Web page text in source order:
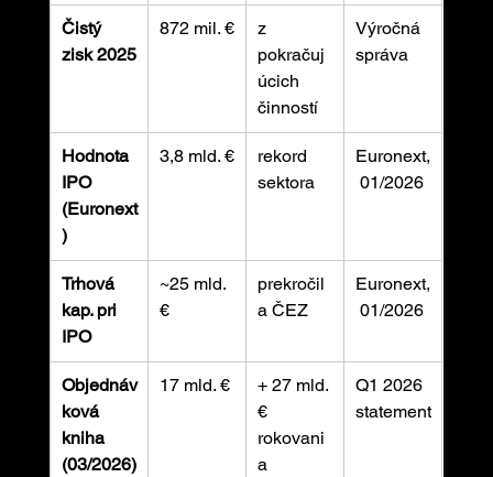
Čistý
zisk 2025
872 mil. €
z
pokračuj
úcich
činností
Výročná
správa
Hodnota
IPO
(Euronext
)
3,8 mld. €
rekord
sektora
Euronext,
01/2026
Trhová
kap. pri
IPO
~25 mld.
€
prekročil
a ČEZ
Euronext,
01/2026
Objednáv
ková
kniha
(03/2026)
17 mld. €
+ 27 mld.
€
rokovani
a
Q1 2026
statement